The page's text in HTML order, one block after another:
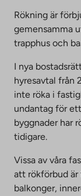
Rökning är
gemensamma
trapphus och
I nya
hyresavtal från
inte röka i
undantag för
byggnader har
tidigare.
Vissa av våra
att rökförbud
balkonger,